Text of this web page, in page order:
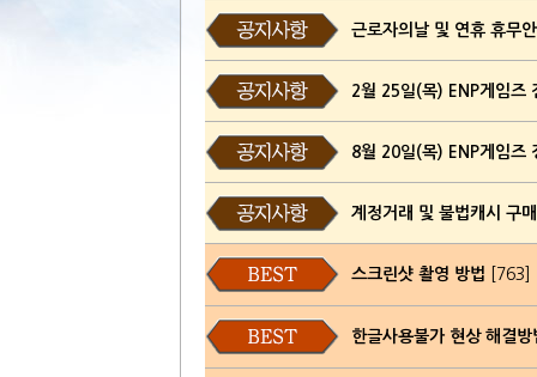
근로자의날 및 연휴 휴무
2월 25일(목) ENP게임즈
8월 20일(목) ENP게임즈
계정거래 및 불법캐시 구
스크린샷 촬영 방법 [763]
한글사용불가 현상 해결방